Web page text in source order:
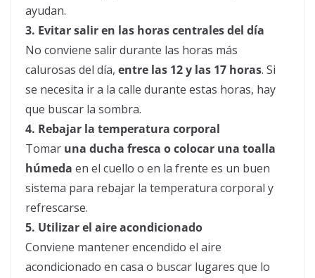
ayudan.
3. Evitar salir en las horas centrales del día
No conviene salir durante las horas más
calurosas del día, entre las 12 y las 17 horas. Si
se necesita ir a la calle durante estas horas, hay
que buscar la sombra.
4. Rebajar la temperatura corporal
Tomar una ducha fresca o colocar una toalla
húmeda en el cuello o en la frente es un buen
sistema para rebajar la temperatura corporal y
refrescarse.
5. Utilizar el aire acondicionado
Conviene mantener encendido el aire
acondicionado en casa o buscar lugares que lo